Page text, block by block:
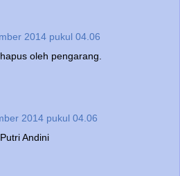
2014 pukul 04.06
oleh pengarang.
2014 pukul 04.06
Andini